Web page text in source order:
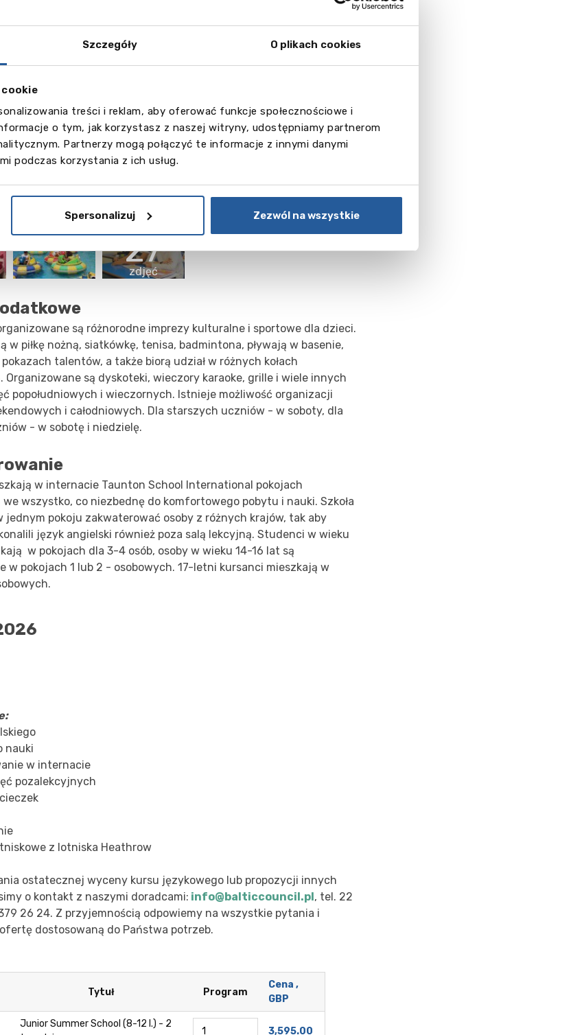
Szczegóły O plikach cookies
treści i reklam, aby oferować funkcje społecznościowe i
o tym, jak korzystasz z naszej witryny, udostępniamy partnerom
Partnerzy mogą połączyć te informacje z innymi danymi
podczas korzystania z ich usług.
Spersonalizuj Zezwól na wszystkie
angielskiego pracuje się nad doskonaleniem wszystkich
szczególną uwagę przywiązuje się do pisania. Grupy
27
zdjęć
są różnorodne imprezy kulturalne i sportowe dla dzieci.
w piłkę nożną, siatkówkę, tenisa, badmintona, pływają w basenie,
talentów, a także biorą udział w różnych kołach
Organizowane są dyskoteki, wieczory karaoke, grille i wiele innych
popołudniowych i wieczornych. Istnieje możliwość organizacji
i całodniowych. Dla starszych uczniów - w soboty, dla
- w sobotę i niedzielę.
w internacie Taunton School International pokojach
wszystko, co niezbednę do komfortowego pobytu i nauki. Szkoła
jednym pokoju zakwaterować osoby z różnych krajów, tak aby
język angielski również poza salą lekcyjną. Studenci w wieku
w pokojach dla 3-4 osób, osoby w wieku 14-16 lat są
w pokojach 1 lub 2 - osobowych. 17-letni kursanci mieszkają w
nauki
w internacie
pozalekcyjnych
z lotniska Heathrow
ostatecznej wyceny kursu językowego lub propozycji innych
o kontakt z naszymi doradcami: info@balticcouncil.pl , tel. 22
26 24. Z przyjemnością odpowiemy na wszystkie pytania i
dostosowaną do Państwa potrzeb.
Tytuł Program
Cena ,
GBP
Junior Summer School (8-12 l.) - 2
3,595.00